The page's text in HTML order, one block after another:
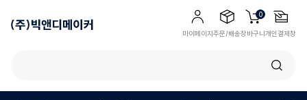
마이페이지주문/배송
0
장바구니개인결제창